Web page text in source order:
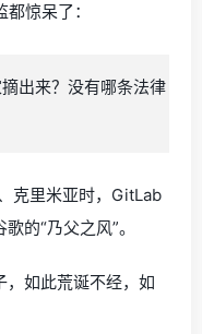
惊呆了：
出来？没有哪条法律
克里米亚时，GitLab
的“乃父之风”。
，如此荒诞不经，如